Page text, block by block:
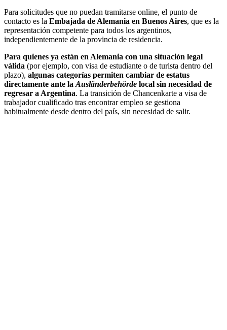
Para solicitudes que no puedan tramitarse online, el punto de
contacto es la Embajada de Alemania en Buenos Aires, que es la
representación competente para todos los argentinos,
independientemente de la provincia de residencia.
Para quienes ya están en Alemania con una situación legal
válida (por ejemplo, con visa de estudiante o de turista dentro del
plazo), algunas categorías permiten cambiar de estatus
directamente ante la Ausländerbehörde local sin necesidad de
regresar a Argentina. La transición de Chancenkarte a visa de
trabajador cualificado tras encontrar empleo se gestiona
habitualmente desde dentro del país, sin necesidad de salir.